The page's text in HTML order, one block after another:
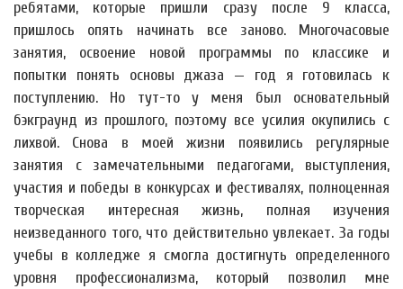
ребятами, которые пришли сразу после 9 класса,
пришлось опять начинать все заново. Многочасовые
занятия, освоение новой программы по классике и
попытки понять основы джаза — год я готовилась к
поступлению. Но тут-то у меня был основательный
бэкграунд из прошлого, поэтому все усилия окупились с
лихвой. Снова в моей жизни появились регулярные
занятия с замечательными педагогами, выступления,
участия и победы в конкурсах и фестивалях, полноценная
творческая интересная жизнь, полная изучения
неизведанного того, что действительно увлекает. За годы
учебы в колледже я смогла достигнуть определенного
уровня профессионализма, который позволил мне